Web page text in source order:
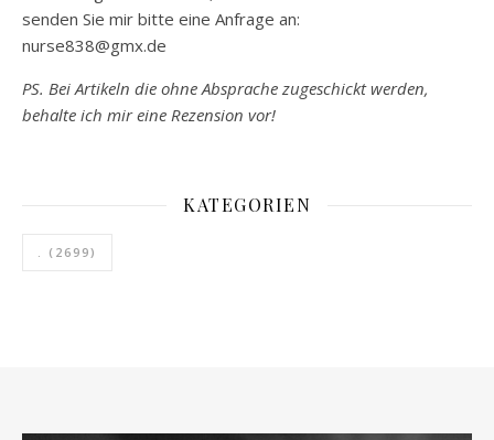
senden Sie mir bitte eine Anfrage an:
nurse838@gmx.de
PS. Bei Artikeln die ohne Absprache zugeschickt werden,
behalte ich mir eine Rezension vor!
KATEGORIEN
. (2699)